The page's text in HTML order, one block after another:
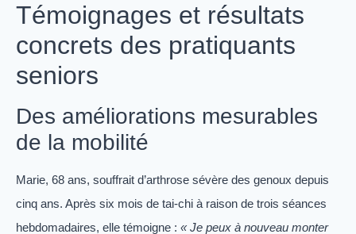
Témoignages et résultats
concrets des pratiquants
seniors
Des améliorations mesurables
de la mobilité
Marie, 68 ans, souffrait d’arthrose sévère des genoux depuis
cinq ans. Après six mois de tai-chi à raison de trois séances
hebdomadaires, elle témoigne : « Je peux à nouveau monter